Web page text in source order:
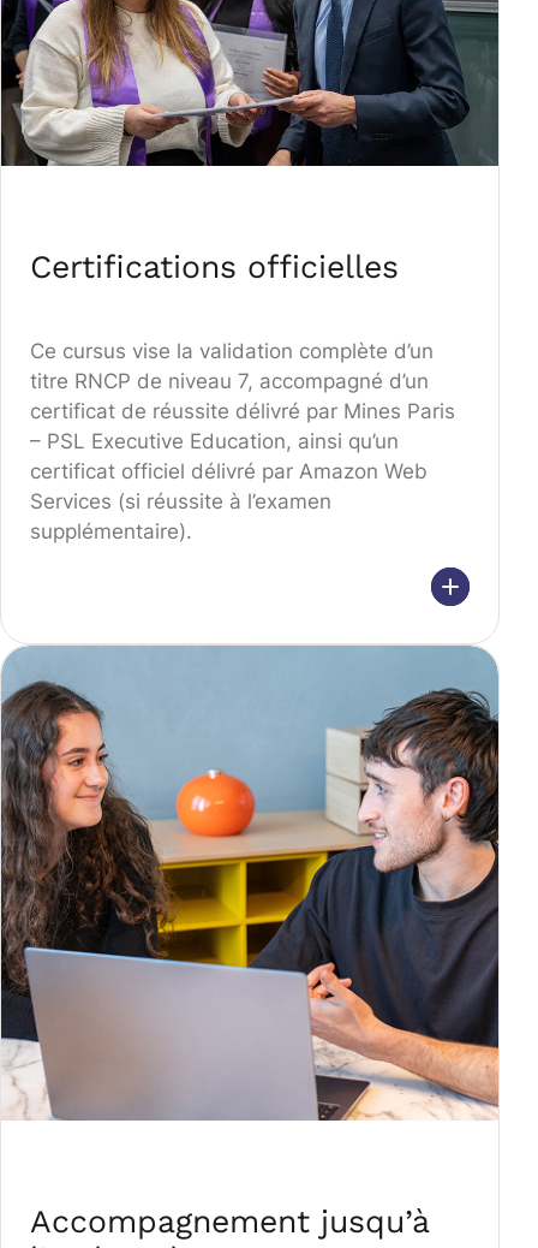
Certifications officielles
Ce cursus vise la validation complète d’un
titre RNCP de niveau 7, accompagné d’un
certificat de réussite délivré par Mines Paris
– PSL Executive Education, ainsi qu’un
certificat officiel délivré par Amazon Web
Services (si réussite à l’examen
supplémentaire).
Accompagnement jusqu’à